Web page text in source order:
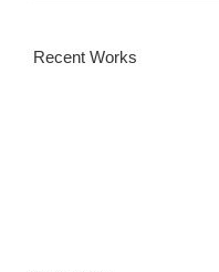
Recent Works